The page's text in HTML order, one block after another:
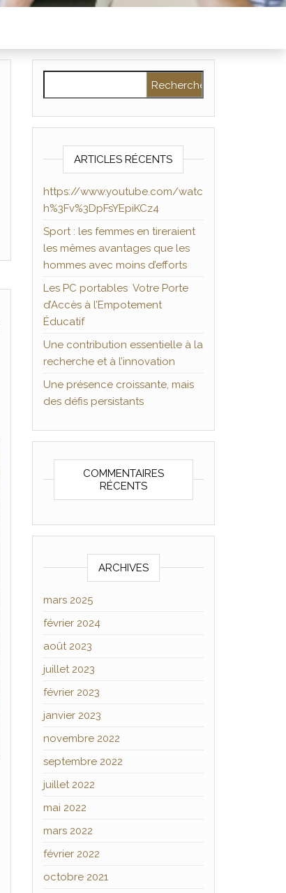
ARTICLES RÉCENTS
https://www.youtube.com/watc
h%3Fv%3DpFsYEpiKCz4
Sport : les femmes en tireraient
les mêmes avantages que les
hommes avec moins d’efforts
Les PC portables Votre Porte
d’Accès à l’Empotement
Éducatif
Une contribution essentielle à la
recherche et à l’innovation
Une présence croissante, mais
des défis persistants
COMMENTAIRES
RÉCENTS
ARCHIVES
mars 2025
février 2024
août 2023
juillet 2023
février 2023
janvier 2023
novembre 2022
septembre 2022
juillet 2022
mai 2022
mars 2022
février 2022
octobre 2021